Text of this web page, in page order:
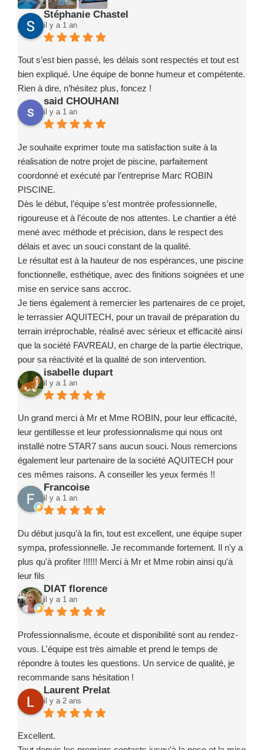
Stéphanie Chastel
il y a 1 an
Tout s’est bien passé, les délais sont respectés et tout est
bien expliqué. Une équipe de bonne humeur et compétente.
Rien à dire, n’hésitez plus, foncez !
said CHOUHANI
il y a 1 an
Je souhaite exprimer toute ma satisfaction suite à la
réalisation de notre projet de piscine, parfaitement
coordonné et exécuté par l’entreprise Marc ROBIN
PISCINE.
Dès le début, l’équipe s’est montrée professionnelle,
rigoureuse et à l’écoute de nos attentes. Le chantier a été
mené avec méthode et précision, dans le respect des
délais et avec un souci constant de la qualité.
Le résultat est à la hauteur de nos espérances, une piscine
fonctionnelle, esthétique, avec des finitions soignées et une
mise en service sans accroc.
Je tiens également à remercier les partenaires de ce projet,
le terrassier AQUITECH, pour un travail de préparation du
terrain irréprochable, réalisé avec sérieux et efficacité ainsi
que la société FAVREAU, en charge de la partie électrique,
pour sa réactivité et la qualité de son intervention.
Ce projet a été un exemple de coordination réussie, grâce à
des intervenants compétents, fiables et investis.
Je recommande sans la moindre hésitation l’entreprise
Marc ROBIN PISCINE et ses partenaires à toute personne
souhaitant concrétiser un projet de piscine en toute
confiance.
isabelle dupart
il y a 1 an
Un grand merci à Mr et Mme ROBIN, pour leur efficacité,
leur gentillesse et leur professionnalisme qui nous ont
installé notre STAR7 sans aucun souci. Nous remercions
également leur partenaire de la société AQUITECH pour
ces mêmes raisons. A conseiller les yeux fermés !!
Francoise
il y a 1 an
Du début jusqu'à la fin, tout est excellent, une équipe super
sympa, professionnelle. Je recommande fortement. Il n'y a
plus qu'à profiter !!!!!! Merci à Mr et Mme robin ainsi qu'à
leur fils
DIAT florence
il y a 1 an
Professionnalisme, écoute et disponibilité sont au rendez-
vous. L'équipe est très aimable et prend le temps de
répondre à toutes les questions. Un service de qualité, je
recommande sans hésitation !
Laurent Prelat
il y a 2 ans
Excellent.